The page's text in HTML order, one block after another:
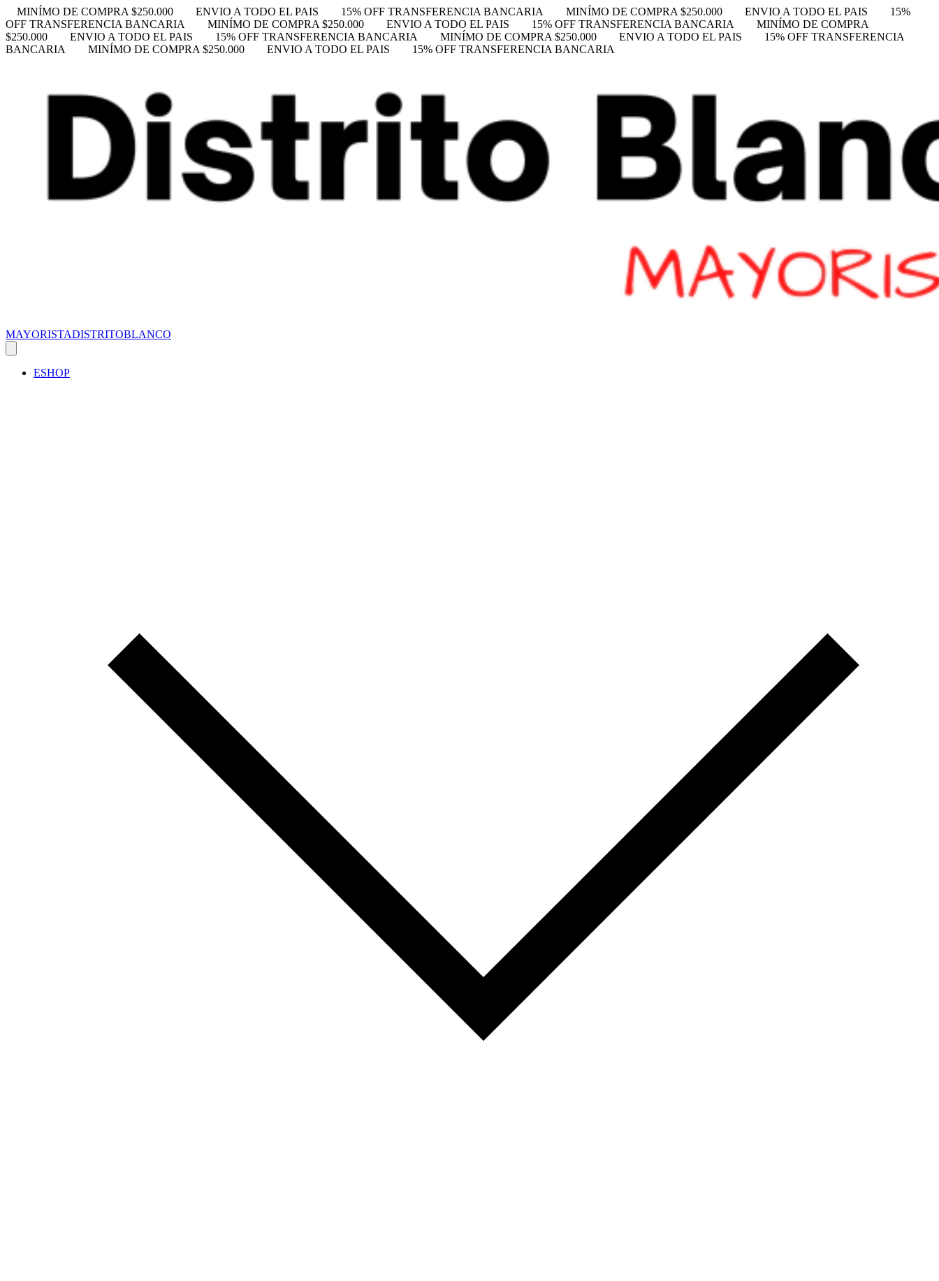
MINÍMO DE COMPRA $250.000 ENVIO A TODO EL PAIS 15% OFF TRANSFERENCIA BANCARIA MINÍMO DE COMPRA $250.000 ENVIO A TODO EL PAIS
15%
OFF TRANSFERENCIA BANCARIA
MINÍMO DE COMPRA $250.000 ENVIO A TODO EL PAIS 15% OFF TRANSFERENCIA BANCARIA
MINÍMO DE COMPRA
$250.000
ENVIO A TODO EL PAIS 15% OFF TRANSFERENCIA BANCARIA MINÍMO DE COMPRA $250.000 ENVIO A TODO EL PAIS
15% OFF TRANSFERENCIA
BANCARIA
MINÍMO DE COMPRA $250.000 ENVIO A TODO EL PAIS 15% OFF TRANSFERENCIA BANCARIA
MAYORISTADISTRITOBLANCO
ESHOP